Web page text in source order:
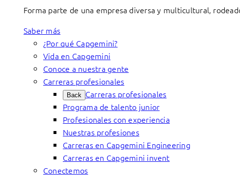
Forma parte de una empresa diversa y multicultural,
Saber más
¿Por qué Capgemini?
Vida en Capgemini
Conoce a nuestra gente
Carreras profesionales
Back Carreras profesionales
Programa de talento junior
Profesionales con experiencia
Nuestras profesiones
Carreras en Capgemini Engineering
Carreras en Capgemini invent
Conectemos